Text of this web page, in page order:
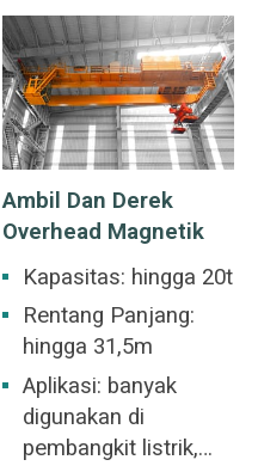
dan pembangunan
kapal, dll. Derek
overhead fitur umum
dari banyak tempat
kerja industri yang
melayani berbagai
aplikasi
pengangkatan.
Ambil Dan Derek
Overhead Magnetik
Kapasitas: hingga 20t
Rentang Panjang:
hingga 31,5m
Aplikasi: banyak
digunakan di
pembangkit listrik,